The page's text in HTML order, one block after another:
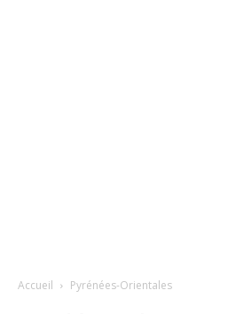
Accueil Pyrénées-Orientales